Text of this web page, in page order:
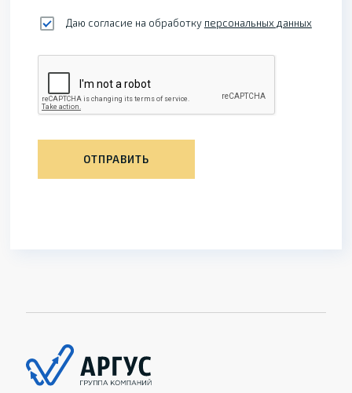
Даю согласие на обработку персональных данных
ОТПРАВИТЬ